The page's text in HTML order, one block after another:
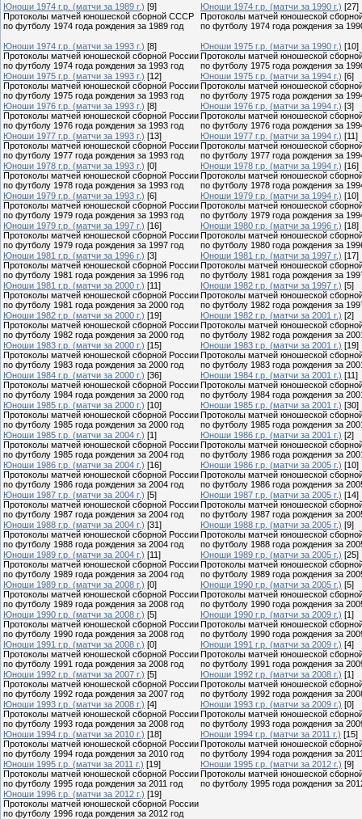
Юноши 1974 г.р. (матчи за 1989 г.) [9]
Протоколы матчей юношеской сборной СССР
по футболу 1974 года рождения за 1989 год
Юноши 1974 г.р. (матчи за 1990 г.) [27]
Протоколы матчей юношеской
по футболу 1974 года рождения за
Юноши 1974 г.р. (матчи за 1993 г.) [8]
Протоколы матчей юношеской сборной России
по футболу 1974 года рождения за 1993 год
Юноши 1975 г.р. (матчи за 1990 г.) [10]
Протоколы матчей юношеской
по футболу 1975 года рождения за
Юноши 1975 г.р. (матчи за 1993 г.) [12]
Протоколы матчей юношеской сборной России
по футболу 1975 года рождения за 1993 год
Юноши 1975 г.р. (матчи за 1994 г.) [6]
Протоколы матчей юношеской
по футболу 1975 года рождения за
Юноши 1976 г.р. (матчи за 1993 г.) [8]
Протоколы матчей юношеской сборной России
по футболу 1976 года рождения за 1993 год
Юноши 1976 г.р. (матчи за 1994 г.) [3]
Протоколы матчей юношеской
по футболу 1976 года рождения за
Юноши 1977 г.р. (матчи за 1993 г.) [13]
Протоколы матчей юношеской сборной России
по футболу 1977 года рождения за 1993 год
Юноши 1977 г.р. (матчи за 1994 г.) [11]
Протоколы матчей юношеской
по футболу 1977 года рождения за
Юноши 1978 г.р. (матчи за 1993 г.) [0]
Протоколы матчей юношеской сборной России
по футболу 1978 года рождения за 1993 год
Юноши 1978 г.р. (матчи за 1994 г.) [16]
Протоколы матчей юношеской
по футболу 1978 года рождения за
Юноши 1979 г.р. (матчи за 1993 г.) [6]
Протоколы матчей юношеской сборной России
по футболу 1979 года рождения за 1993 год
Юноши 1979 г.р. (матчи за 1994 г.) [10]
Протоколы матчей юношеской
по футболу 1979 года рождения за
Юноши 1979 г.р. (матчи за 1997 г.) [16]
Протоколы матчей юношеской сборной России
по футболу 1979 года рождения за 1997 год
Юноши 1980 г.р. (матчи за 1996 г.) [18]
Протоколы матчей юношеской
по футболу 1980 года рождения за
Юноши 1981 г.р. (матчи за 1996 г.) [3]
Протоколы матчей юношеской сборной России
по футболу 1981 года рождения за 1996 год
Юноши 1981 г.р. (матчи за 1997 г.) [17]
Протоколы матчей юношеской
по футболу 1981 года рождения за
Юноши 1981 г.р. (матчи за 2000 г.) [11]
Протоколы матчей юношеской сборной России
по футболу 1981 года рождения за 2000 год
Юноши 1982 г.р. (матчи за 1997 г.) [5]
Протоколы матчей юношеской
по футболу 1982 года рождения за
Юноши 1982 г.р. (матчи за 2000 г.) [19]
Протоколы матчей юношеской сборной России
по футболу 1982 года рождения за 2000 год
Юноши 1982 г.р. (матчи за 2001 г.) [2]
Протоколы матчей юношеской
по футболу 1982 года рождения за
Юноши 1983 г.р. (матчи за 2000 г.) [15]
Протоколы матчей юношеской сборной России
по футболу 1983 года рождения за 2000 год
Юноши 1983 г.р. (матчи за 2001 г.) [19]
Протоколы матчей юношеской
по футболу 1983 года рождения за
Юноши 1984 г.р. (матчи за 2000 г.) [36]
Протоколы матчей юношеской сборной России
по футболу 1984 года рождения за 2000 год
Юноши 1984 г.р. (матчи за 2001 г.) [11]
Протоколы матчей юношеской
по футболу 1984 года рождения за
Юноши 1985 г.р. (матчи за 2000 г.) [10]
Протоколы матчей юношеской сборной России
по футболу 1985 года рождения за 2000 год
Юноши 1985 г.р. (матчи за 2001 г.) [30]
Протоколы матчей юношеской
по футболу 1985 года рождения за
Юноши 1985 г.р. (матчи за 2004 г.) [1]
Протоколы матчей юношеской сборной России
по футболу 1985 года рождения за 2004 год
Юноши 1986 г.р. (матчи за 2001 г.) [2]
Протоколы матчей юношеской
по футболу 1986 года рождения за
Юноши 1986 г.р. (матчи за 2004 г.) [16]
Протоколы матчей юношеской сборной России
по футболу 1986 года рождения за 2004 год
Юноши 1986 г.р. (матчи за 2005 г.) [10]
Протоколы матчей юношеской
по футболу 1986 года рождения за
Юноши 1987 г.р. (матчи за 2004 г.) [5]
Протоколы матчей юношеской сборной России
по футболу 1987 года рождения за 2004 год
Юноши 1987 г.р. (матчи за 2005 г.) [14]
Протоколы матчей юношеской
по футболу 1987 года рождения за
Юноши 1988 г.р. (матчи за 2004 г.) [31]
Протоколы матчей юношеской сборной России
по футболу 1988 года рождения за 2004 год
Юноши 1988 г.р. (матчи за 2005 г.) [9]
Протоколы матчей юношеской
по футболу 1988 года рождения за
Юноши 1989 г.р. (матчи за 2004 г.) [11]
Протоколы матчей юношеской сборной России
по футболу 1989 года рождения за 2004 год
Юноши 1989 г.р. (матчи за 2005 г.) [25]
Протоколы матчей юношеской
по футболу 1989 года рождения за
Юноши 1989 г.р. (матчи за 2008 г.) [0]
Протоколы матчей юношеской сборной России
по футболу 1989 года рождения за 2008 год
Юноши 1990 г.р. (матчи за 2005 г.) [5]
Протоколы матчей юношеской
по футболу 1990 года рождения за
Юноши 1990 г.р. (матчи за 2008 г.) [5]
Протоколы матчей юношеской сборной России
по футболу 1990 года рождения за 2008 год
Юноши 1990 г.р. (матчи за 2009 г.) [1]
Протоколы матчей юношеской
по футболу 1990 года рождения за
Юноши 1991 г.р. (матчи за 2008 г.) [0]
Протоколы матчей юношеской сборной России
по футболу 1991 года рождения за 2008 год
Юноши 1991 г.р. (матчи за 2009 г.) [4]
Протоколы матчей юношеской
по футболу 1991 года рождения за
Юноши 1992 г.р. (матчи за 2007 г.) [5]
Протоколы матчей юношеской сборной России
по футболу 1992 года рождения за 2007 год
Юноши 1992 г.р. (матчи за 2008 г.) [1]
Протоколы матчей юношеской
по футболу 1992 года рождения за
Юноши 1993 г.р. (матчи за 2008 г.) [4]
Протоколы матчей юношеской сборной России
по футболу 1993 года рождения за 2008 год
Юноши 1993 г.р. (матчи за 2009 г.) [0]
Протоколы матчей юношеской
по футболу 1993 года рождения за
Юноши 1994 г.р. (матчи за 2010 г.) [18]
Протоколы матчей юношеской сборной России
по футболу 1994 года рождения за 2010 год
Юноши 1994 г.р. (матчи за 2011 г.) [15]
Протоколы матчей юношеской
по футболу 1994 года рождения за
Юноши 1995 г.р. (матчи за 2011 г.) [19]
Протоколы матчей юношеской сборной России
по футболу 1995 года рождения за 2011 год
Юноши 1995 г.р. (матчи за 2012 г.) [9]
Протоколы матчей юношеской
по футболу 1995 года рождения за
Юноши 1996 г.р. (матчи за 2012 г.) [19]
Протоколы матчей юношеской сборной России
по футболу 1996 года рождения за 2012 год